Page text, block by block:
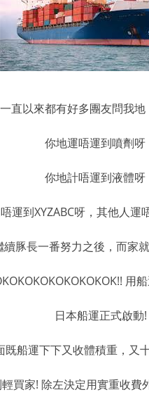
一直以來都有好多團友問我
你地運唔運到噴劑呀
你地計唔運到液體呀
運到XYZABC呀，其他人運
續豚長一番努力之後，而家
用
日本船運正式啟動!
既船運下下又收體積重，又
買家! 除左決定用實重收費